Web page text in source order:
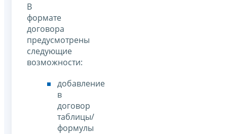
В
формате
договора
предусмотрены
следующие
возможности:
добавление
в
договор
таблицы/
формулы